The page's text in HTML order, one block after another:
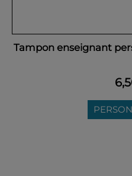
Tampon enseignant